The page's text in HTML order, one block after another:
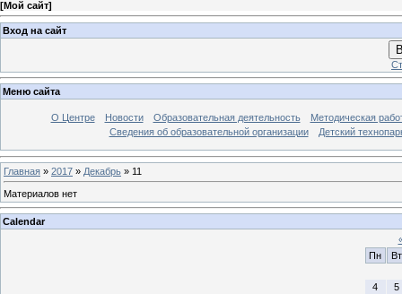
[Мой сайт]
Вход на сайт
Меню сайта
О Центре Новости Образовательная деятельность
Методическая
Сведения об образовательной организации
Детский
Главная » 2017 » Декабрь » 11
Материалов нет
Calendar
Пн
Вт
4
5